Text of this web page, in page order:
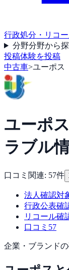
行政処分・リコ
分野分野から
投稿体験を投稿
中古車>ユーポス
ユーポス
ラブル
口コミ関連: 57件
法人確認対
行政公表確
リコール確
口コミ 57
企業・ブランド